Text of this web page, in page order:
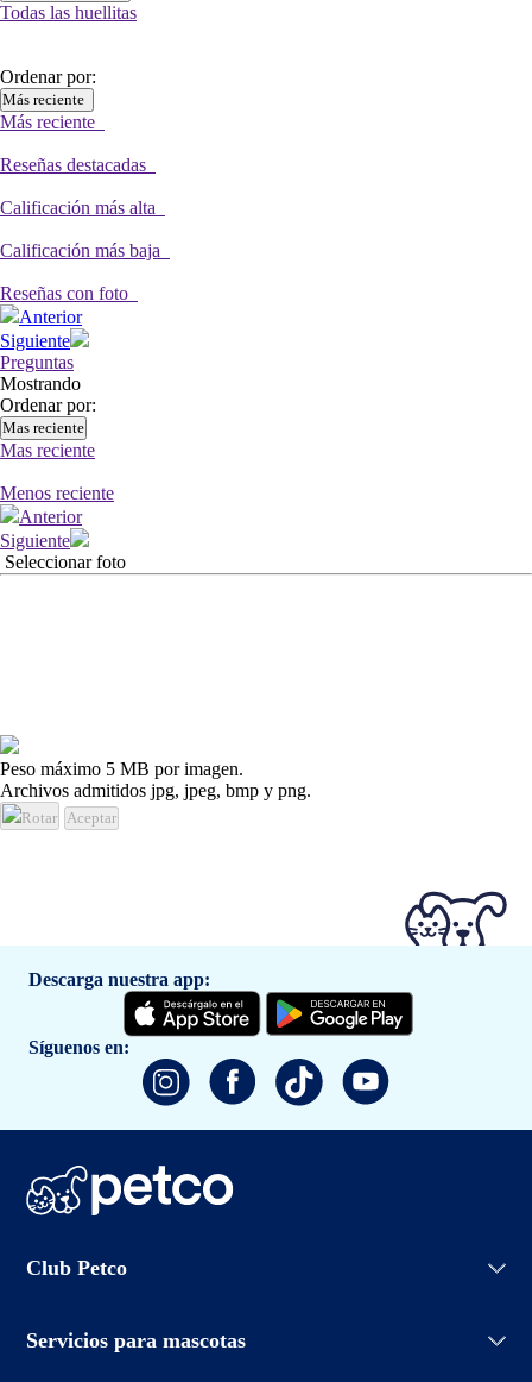
Todas las huellitas
Ordenar por:
Más reciente
Más reciente
Reseñas destacadas
Calificación más alta
Calificación más baja
Reseñas con foto
Anterior
Siguiente
Preguntas
Mostrando
Ordenar por:
Mas reciente
Mas reciente
Menos reciente
Anterior
Siguiente
Seleccionar foto
Peso máximo 5 MB por imagen.
Archivos admitidos jpg, jpeg, bmp y png.
Rotar Aceptar
Descarga nuestra app:
Síguenos en:
Club Petco
Iniciar sesión
Promociones
Servicios para mascotas
Grooming Salon